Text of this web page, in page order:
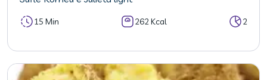
15 Min 262 Kcal 2